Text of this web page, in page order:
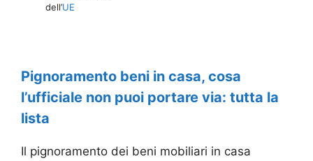
dell’UE
Pignoramento beni in casa, cosa
l’ufficiale non puoi portare via: tutta la
lista
Il pignoramento dei beni mobiliari in casa